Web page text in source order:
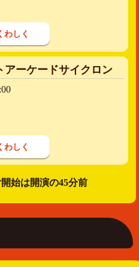
わしく
アーケードサイクロン
わしく
始は開演の45分前